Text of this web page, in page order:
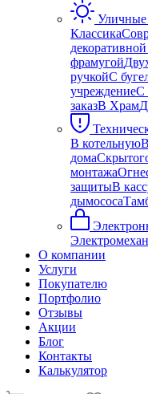
Уличные
Классика
фрамугой
ручкойС
учреждениеС
заказВ Храм
В котельную
дома
монтажа
защитыВ
дымососа
О компании
Услуги
Покупателю
Портфолио
Отзывы
Акции
Блог
Контакты
Калькулятор